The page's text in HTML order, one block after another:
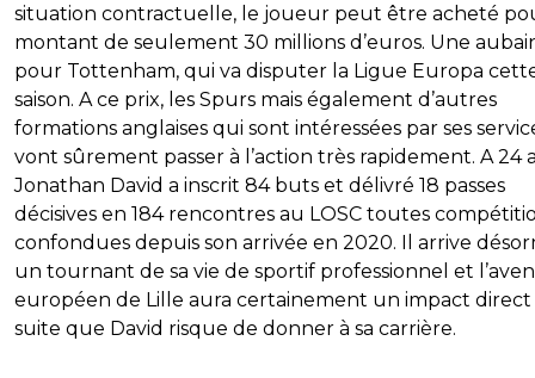
situation contractuelle, le joueur peut être acheté
montant de seulement 30 millions d’euros. Une
pour Tottenham, qui va disputer la Ligue Europa
saison. A ce prix, les Spurs mais également d’autres
formations anglaises qui sont intéressées par ses
vont sûrement passer à l’action très rapidement. A 24
Jonathan David a inscrit 84 buts et délivré 18 passes
décisives en 184 rencontres au LOSC toutes
confondues depuis son arrivée en 2020. Il arrive
un tournant de sa vie de sportif professionnel et
européen de Lille aura certainement un impact direct
suite que David risque de donner à sa carrière.